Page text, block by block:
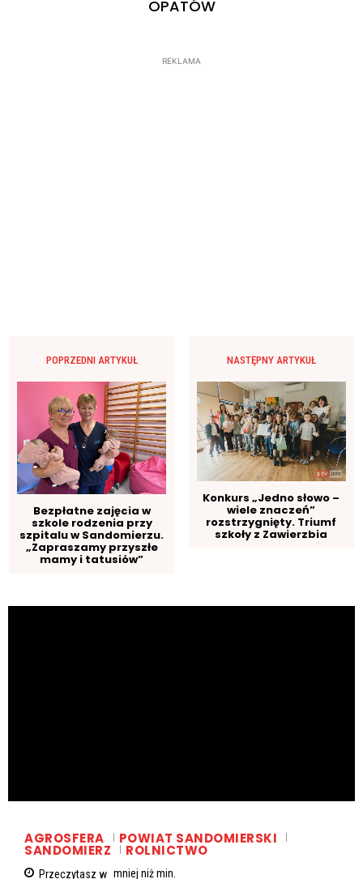
OPATÓW
REKLAMA
POPRZEDNI ARTYKUŁ
Bezpłatne zajęcia w
szkole rodzenia przy
szpitalu w Sandomierzu.
„Zapraszamy przyszłe
mamy i tatusiów”
NASTĘPNY ARTYKUŁ
Konkurs „Jedno słowo –
wiele znaczeń”
rozstrzygnięty. Triumf
szkoły z Zawierzbia